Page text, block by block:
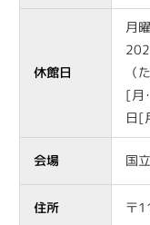
休館日
月
（
[月
日[
会場 国
住所 〒